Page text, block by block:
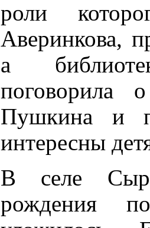
роли
Аверинкова,
а
поговорила
Пушкина и
интересны
В селе
рождения